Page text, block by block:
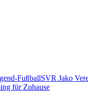
SVR Jako
für Zuhause